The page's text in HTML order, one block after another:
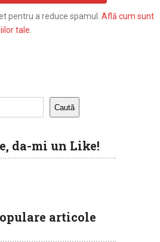
pentru a reduce spamul. Află cum sunt
tale
Caută
da-mi un Like!
articole